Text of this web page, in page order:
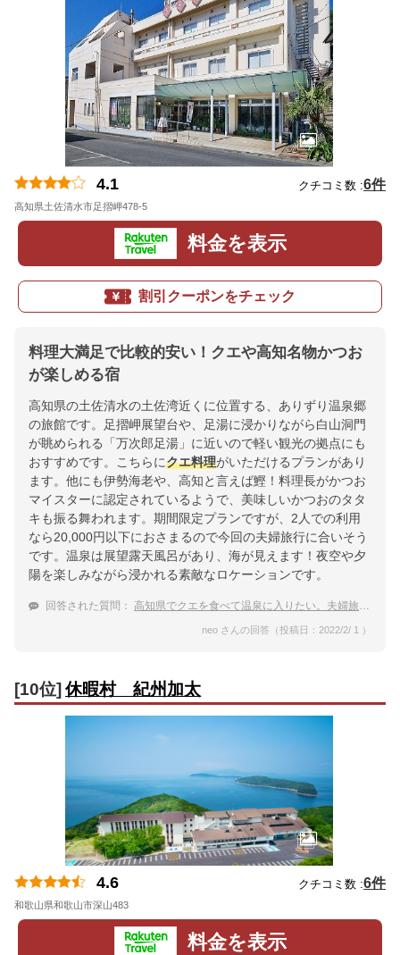
4.1 クチコミ数 :6件
高知県土佐清水市足摺岬478-5
料金を表示
割引クーポンをチェック
料理大満足で比較的安い！クエや高知名物かつお
が楽しめる宿
高知県の土佐清水の土佐湾近くに位置する、ありずり温泉郷
の旅館です。足摺岬展望台や、足湯に浸かりながら白山洞門
が眺められる「万次郎足湯」に近いので軽い観光の拠点にも
おすすめです。こちらにクエ料理がいただけるプランがあり
ます。他にも伊勢海老や、高知と言えば鰹！料理長がかつお
マイスターに認定されているようで、美味しいかつおのタタ
キも振る舞われます。期間限定プランですが、2人での利用
なら20,000円以下におさまるので今回の夫婦旅行に合いそう
です。温泉は展望露天風呂があり、海が見えます！夜空や夕
陽を楽しみながら浸かれる素敵なロケーションです。
回答された質問： 高知県でクエを食べて温泉に入りたい。夫婦旅行におすすめな落ち着いた宿は？
neo さんの回答（投稿日：2022/2/ 1 ）
[10位]休暇村 紀州加太
4.6 クチコミ数 :6件
和歌山県和歌山市深山483
料金を表示